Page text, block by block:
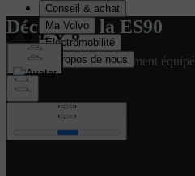
Découvrez la ES90
Montrer un ES90 entièrement équipé